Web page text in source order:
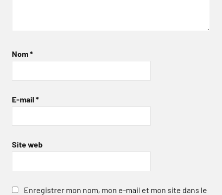
Nom*
E-mail *
Site web
Enregistrer mon nom, mon e-mail et mon site dans le